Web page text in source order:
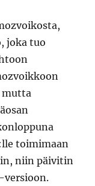
joka tuo
mutta
toimimaan
niin päivitin
versioon.